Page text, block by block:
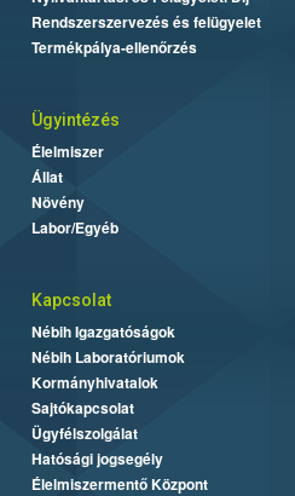
Rendszerszervezés és felügyelet
Termékpálya-ellenőrzés
Ügyintézés
Élelmiszer
Állat
Növény
Labor/Egyéb
Kapcsolat
Nébih Igazgatóságok
Nébih Laboratóriumok
Kormányhivatalok
Sajtókapcsolat
Ügyfélszolgálat
Hatósági jogsegély
Élelmiszermentő Központ